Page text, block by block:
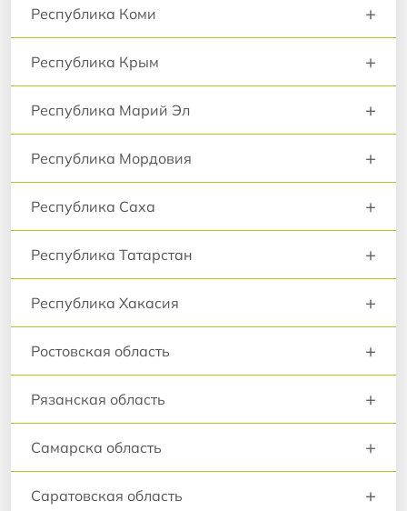
Республика Коми +
Республика Крым +
Республика Марий Эл +
Республика Мордовия +
Республика Саха +
Республика Татарстан +
Республика Хакасия +
Ростовская область +
Рязанская область +
Самарска область +
Саратовская область +